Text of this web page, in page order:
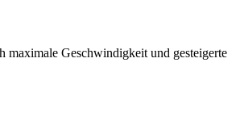
maximale Geschwindigkeit und gesteigerte